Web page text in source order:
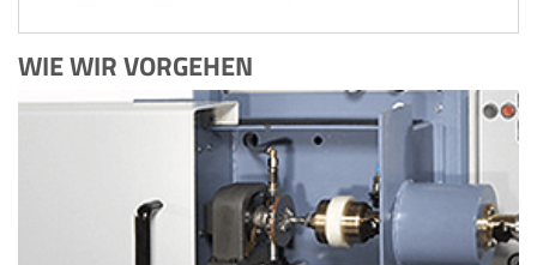
WIE WIR VORGEHEN